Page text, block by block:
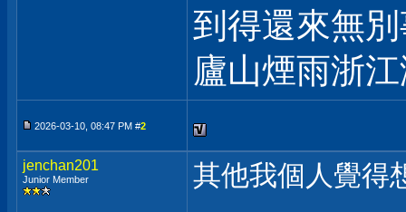
到得還來無
廬山煙雨浙
2026-03-10, 08:47 PM #2
jenchan201
Junior Member 其他我個人覺得